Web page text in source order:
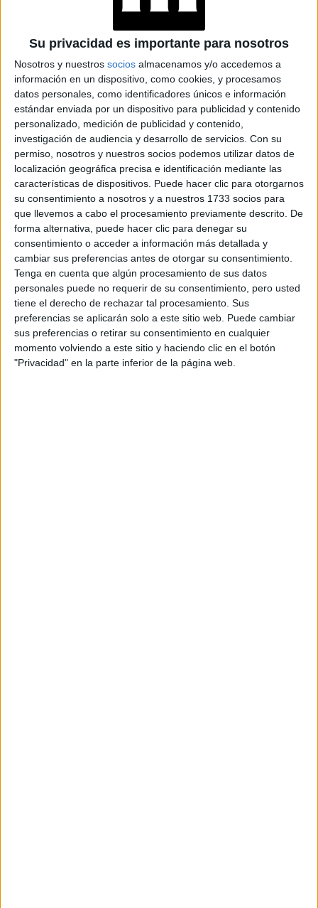
Su privacidad es importante para nosotros
Nosotros y nuestros socios almacenamos y/o accedemos a
información en un dispositivo, como cookies, y procesamos
datos personales, como identificadores únicos e información
estándar enviada por un dispositivo para publicidad y contenido
personalizado, medición de publicidad y contenido,
investigación de audiencia y desarrollo de servicios. Con su
permiso, nosotros y nuestros socios podemos utilizar datos de
localización geográfica precisa e identificación mediante las
características de dispositivos. Puede hacer clic para otorgarnos
su consentimiento a nosotros y a nuestros 1733 socios para
que llevemos a cabo el procesamiento previamente descrito. De
forma alternativa, puede hacer clic para denegar su
consentimiento o acceder a información más detallada y
cambiar sus preferencias antes de otorgar su consentimiento.
Tenga en cuenta que algún procesamiento de sus datos
personales puede no requerir de su consentimiento, pero usted
tiene el derecho de rechazar tal procesamiento. Sus
preferencias se aplicarán solo a este sitio web. Puede cambiar
sus preferencias o retirar su consentimiento en cualquier
momento volviendo a este sitio y haciendo clic en el botón
"Privacidad" en la parte inferior de la página web.
GALERÍA DE IMÁGENES
Accedé a los beneficios para suscriptores
Contenidos exclusivos
Sorteos
Descuentos en publicaciones
Participación en los eventos organizados por
Editorial Perfil.
Suscribite ahora
COMPARTÍ ESTA NOTA